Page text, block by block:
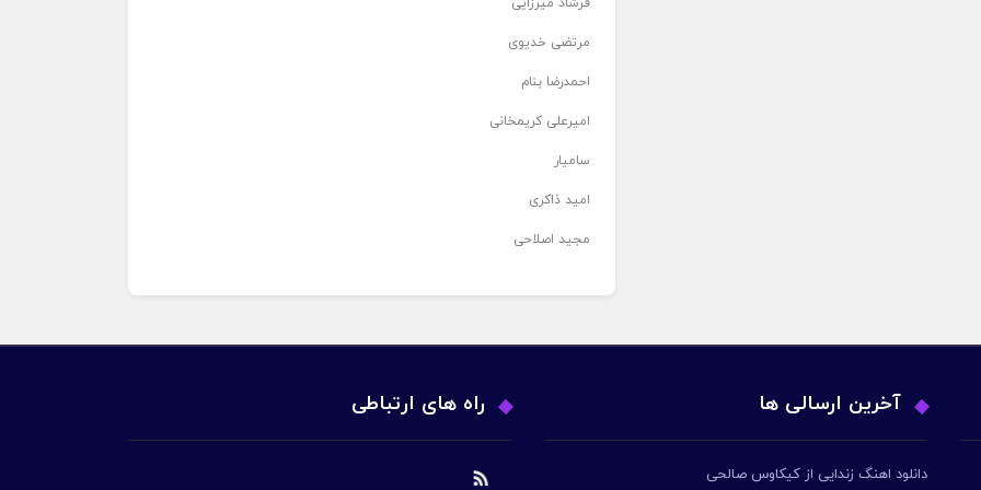
مرتضی خدیوی
احمدرضا بنام
امیرعلی کریمخانی
سامیار
امید ذاکری
مجید اصلاحی
آخرین ارسالی ها
دانلود اهنگ زندایی از کیکاوس صالحی
راه های ارتباطی